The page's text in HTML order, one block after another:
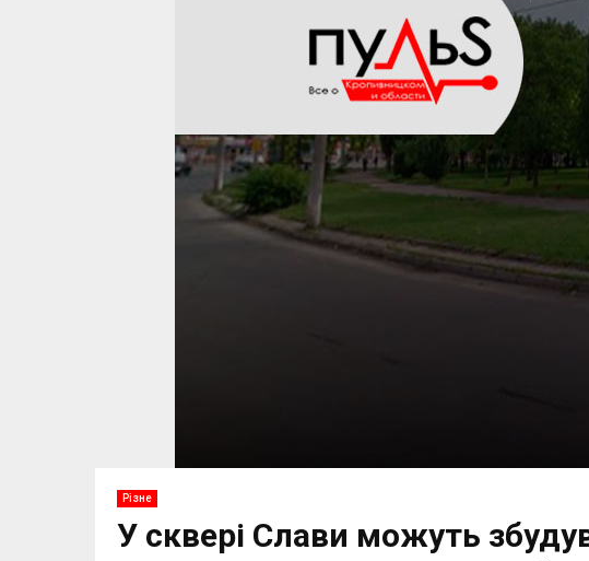
Різне
У сквері Слави можуть